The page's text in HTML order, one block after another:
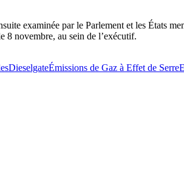
examinée par le Parlement et les États
8 novembre, au sein de l’exécutif.
DieselgateÉmissions de Gaz à Effet de Serre